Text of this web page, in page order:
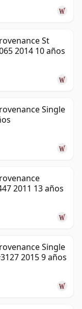
St
2014 10 años
Single
2011 13 años
Single
2015 9 años